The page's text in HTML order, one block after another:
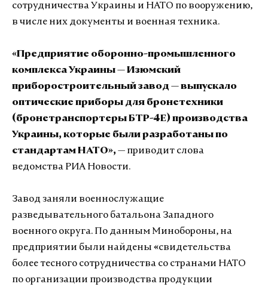
сотрудничества Украины и НАТО по вооружению,
в числе них документы и военная техника.
«Предприятие оборонно-промышленного
комплекса Украины — Изюмский
приборостроительный завод — выпускало
оптические приборы для бронетехники
(бронетранспортеры БТР-4Е) производства
Украины, которые были разработаны по
стандартам НАТО», — приводит слова
ведомства РИА Новости.
Завод заняли военнослужащие
разведывательного батальона Западного
военного округа. По данным Минобороны, на
предприятии были найдены «свидетельства
более тесного сотрудничества со странами НАТО
по организации производства продукции